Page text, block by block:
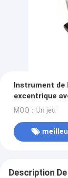
Instrument de
excentrique
liquides
MOQ：Un jeu
Description